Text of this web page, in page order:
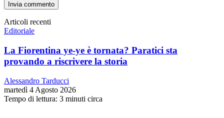
Articoli recenti
Editoriale
La Fiorentina ye-ye è tornata? Paratici sta
provando a riscrivere la storia
Alessandro Tarducci
martedì 4 Agosto 2026
Tempo di lettura: 3 minuti circa